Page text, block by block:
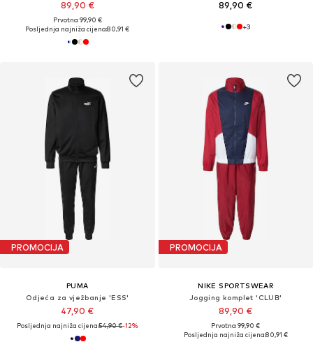
89,90 €
Prvotno: 99,90 €
Posljednja najniža cijena:80,91 €
89,90 €
+3
PROMOCIJA
PUMA
Odjeća za vježbanje 'ESS'
47,90 €
Posljednja najniža cijena:54,90 €-12%
PROMOCIJA
NIKE SPORTSWEAR
Jogging komplet 'CLUB'
89,90 €
Prvotno: 99,90 €
Posljednja najniža cijena:80,91 €